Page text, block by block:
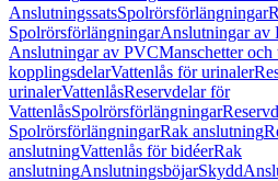
AnslutningssatsSpolrörsförlängningar
SpolrörsförlängningarAnslutningar av
Anslutningar av PVCManschetter och
kopplingsdelarVattenlås för urinaler
urinalerVattenlåsReservdelar för
VattenlåsSpolrörsförlängningar
SpolrörsförlängningarRak anslutning
anslutningVattenlås för bidéerRak
anslutningAnslutningsböjarSkydd